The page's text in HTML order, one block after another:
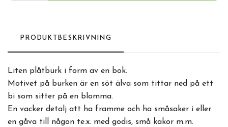
PRODUKTBESKRIVNING
Liten plåtburk i form av en bok.
Motivet på burken är en söt älva som tittar ned på ett
bi som sitter på en blomma.
En vacker detalj att ha framme och ha småsaker i eller
en gåva till någon te.x. med godis, små kakor m.m.